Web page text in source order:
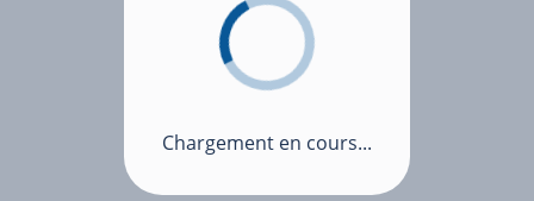
Chargement en cours...